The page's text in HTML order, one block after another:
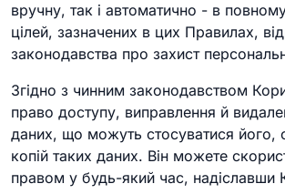
вручну, так і автоматично - в
цілей, зазначених в цих Правилах,
законодавства про захист
Згідно з чинним законодавством
право доступу, виправлення й
даних, що можуть стосуватися його,
копій таких даних. Він можете
правом у будь-який час, надіславши